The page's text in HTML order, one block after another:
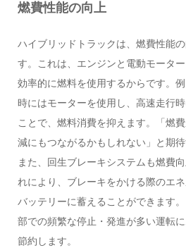
燃費性能の向上
ハイブリッドトラックは、燃費性能
す。これは、エンジンと電動モータ
効率的に燃料を使用するからです。
時にはモーターを使用し、高速走行
ことで、燃料消費を抑えます。「燃
減にもつながるかもしれない」と期
また、回生ブレーキシステムも燃費
れにより、ブレーキをかける際のエ
バッテリーに蓄えることができます
部での頻繁な停止・発進が多い運転
節約します。